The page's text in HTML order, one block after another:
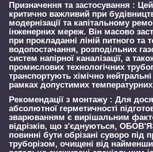
Призначення та застосування :
критично важливий при
модернізації та капітальному
інженерних мереж. Він масово
при прокладанні ліній питного та
водопостачання, розподільних
систем напірної каналізації, а
промислових технологічних
транспортують хімічно
рамках допустимих
Рекомендації з монтажу : Для
абсолютної герметичності
зварюванням є вирішальним
відрізків, що з'єднуються,
повинні бути обрізані суворо під
труборізом, очищені від